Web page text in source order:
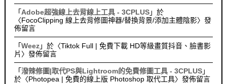
「Adobe超強線上去背線上工具 - 3CPLUS」於
〈FocoClipping 線上去背修圖神器/替換背景/添加主體陰影〉發
佈留言
「Weez」於〈Tiktok Full | 免費下載 HD等級畫質抖音、臉書影
片 〉發佈留言
「潑辣修圖|取代PS與Lightroom的免費修圖工具 - 3CPLUS」
於〈Photopea | 免費的線上版 Photoshop 取代工具〉發佈留言